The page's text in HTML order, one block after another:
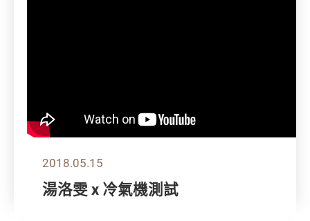
2018.05.15
湯洛雯 x 冷氣機測試